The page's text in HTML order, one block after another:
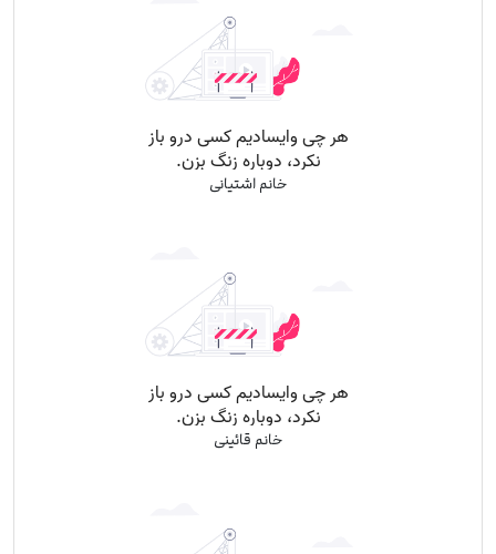
خانم اشتیانی
خانم قائینی